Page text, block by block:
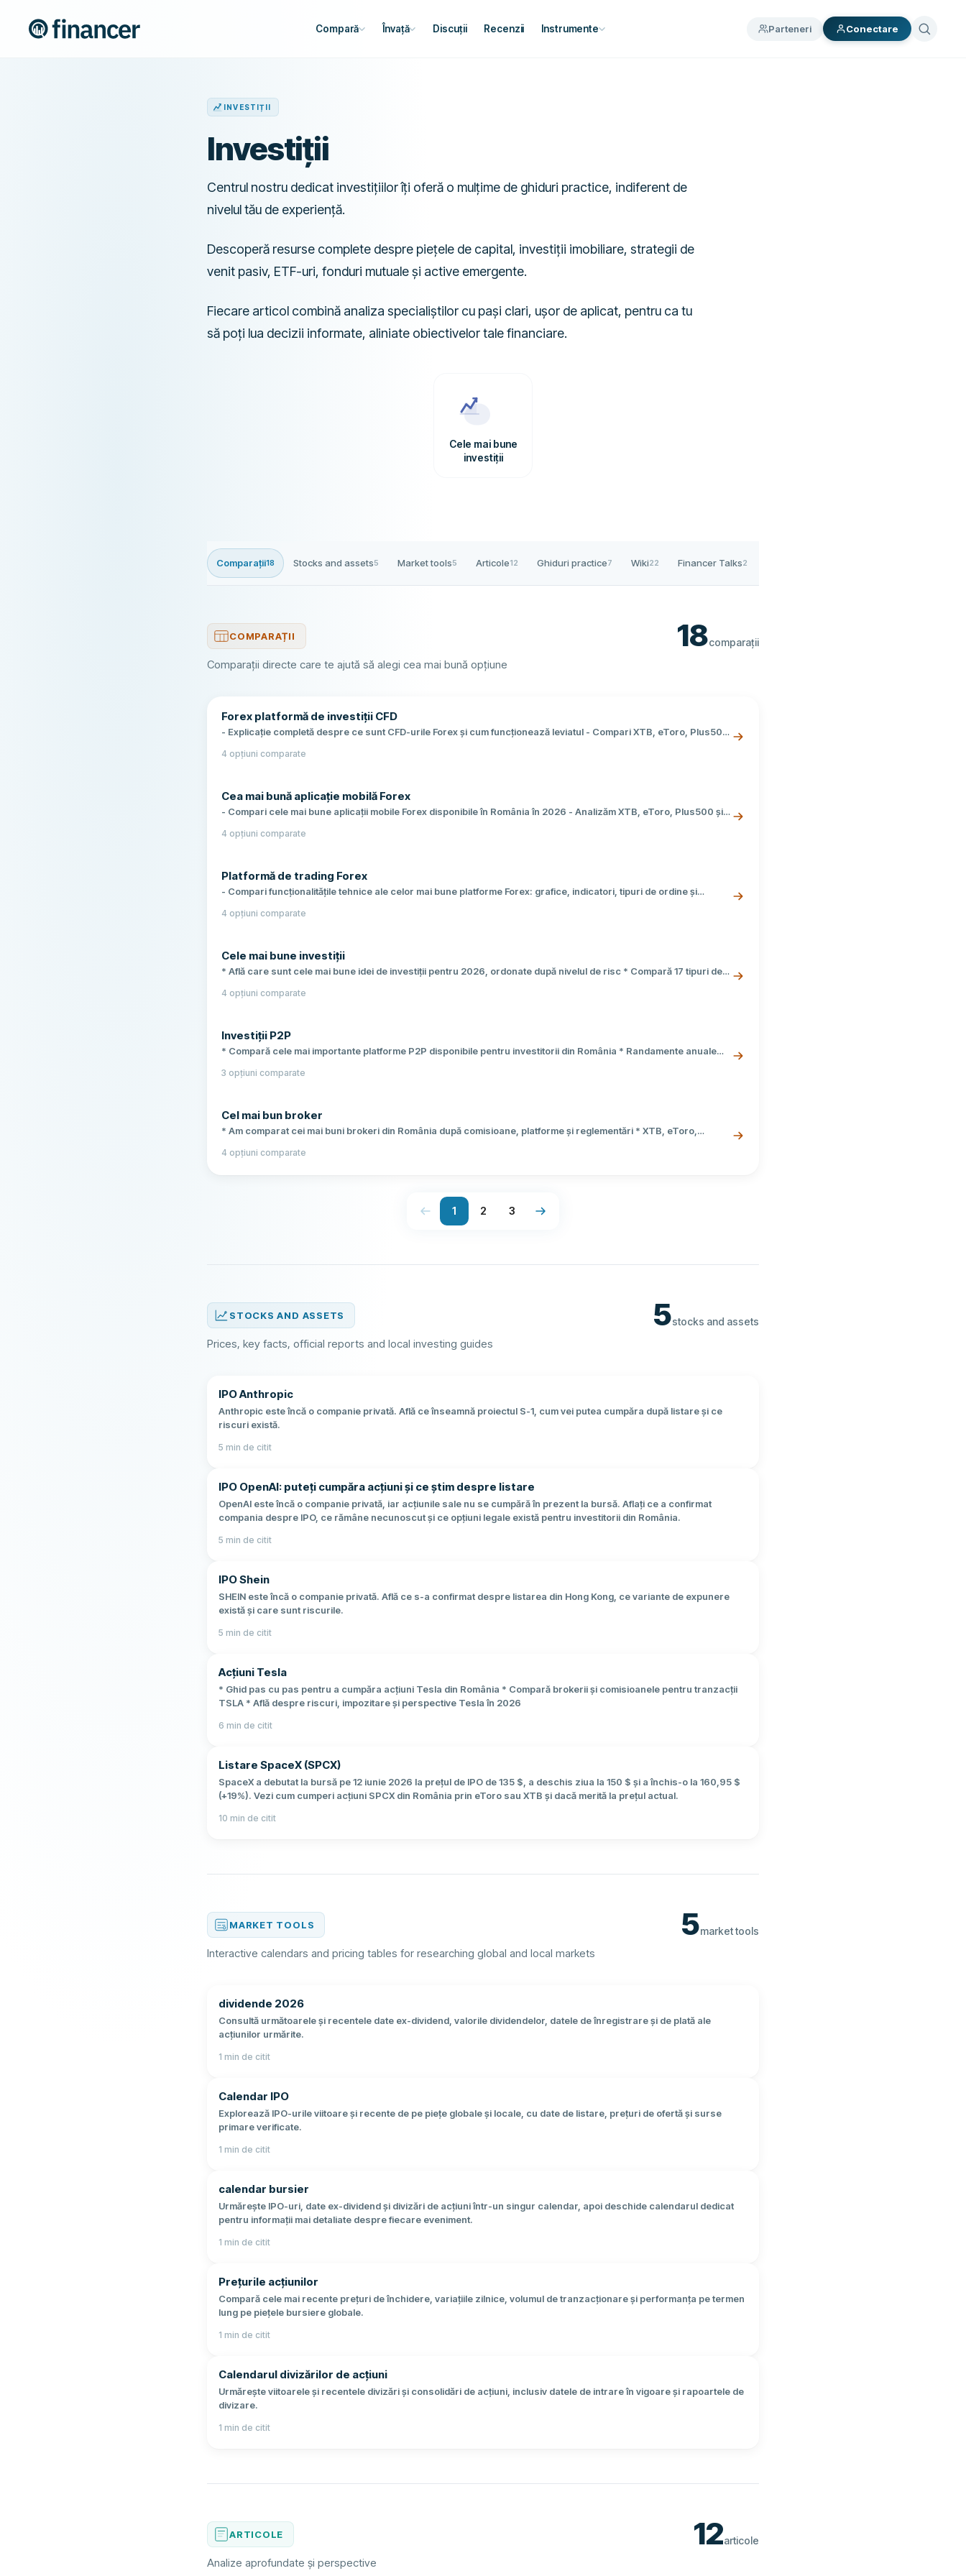
Compară Învață Discuții Recenzii Instrumente Parteneri Conectare
INVESTIȚII
Investiții
Centrul nostru dedicat investițiilor îți oferă o mulțime de ghiduri practice, indiferent de
nivelul tău de experiență.
Descoperă resurse complete despre piețele de capital, investiții imobiliare, strategii de
venit pasiv, ETF-uri, fonduri mutuale și active emergente.
Fiecare articol combină analiza specialiștilor cu pași clari, ușor de aplicat, pentru ca tu
să poți lua decizii informate, aliniate obiectivelor tale financiare.
Cele mai bune
investiții
Comparații18 Stocks and assets5 Market tools5 Articole12 Ghiduri practice7 Wiki22 Financer Talks2
COMPARAȚII 18comparații
Comparații directe care te ajută să alegi cea mai bună opțiune
Forex platformă de investiții CFD
- Explicație completă despre ce sunt CFD-urile Forex și cum funcționează leviatul - Compari XTB, eToro, Plus500
uri Forex
4 opțiuni comparate
Cea mai bună aplicație mobilă Forex
- Compari cele mai bune aplicații mobile Forex disponibile în România în 2026 - Analizăm XTB, eToro, Plus500 și
tău de tranzacționare
4 opțiuni comparate
Platformă de trading Forex
- Compari funcționalitățile tehnice ale celor mai bune platforme Forex: grafice, indicatori, tipuri de ordine și
platformă oferă cele mai bune instrumente de analiză tehnică
4 opțiuni comparate
Cele mai bune investiții
* Află care sunt cele mai bune idei de investiții pentru 2026, ordonate după nivelul de risc * Compară 17 tipuri de
folosi ca să începi să investești azi
4 opțiuni comparate
Investiții P2P
* Compară cele mai importante platforme P2P disponibile pentru investitorii din România * Randamente anuale
împrumuturi diversificate
3 opțiuni comparate
Cel mai bun broker
* Am comparat cei mai buni brokeri din România după comisioane, platforme și reglementări * XTB, eToro,
potrivit
4 opțiuni comparate
1 2 3
STOCKS AND ASSETS 5stocks and assets
Prices, key facts, official reports and local investing guides
IPO Anthropic
Anthropic este încă o companie privată. Află ce înseamnă proiectul S-1, cum vei putea cumpăra după listare și ce
riscuri există.
5 min de citit
IPO OpenAI: puteți cumpăra acțiuni și ce știm despre listare
OpenAI este încă o companie privată, iar acțiunile sale nu se cumpără în prezent la bursă. Aflați ce a confirmat
compania despre IPO, ce rămâne necunoscut și ce opțiuni legale există pentru investitorii din România.
5 min de citit
IPO Shein
SHEIN este încă o companie privată. Află ce s-a confirmat despre listarea din Hong Kong, ce variante de expunere
există și care sunt riscurile.
5 min de citit
Acțiuni Tesla
* Ghid pas cu pas pentru a cumpăra acțiuni Tesla din România * Compară brokerii și comisioanele pentru tranzacții
TSLA * Află despre riscuri, impozitare și perspective Tesla în 2026
6 min de citit
Listare SpaceX (SPCX)
SpaceX a debutat la bursă pe 12 iunie 2026 la prețul de IPO de 135 $, a deschis ziua la 150 $ și a închis-o la 160,95 $
(+19%). Vezi cum cumperi acțiuni SPCX din România prin eToro sau XTB și dacă merită la prețul actual.
10 min de citit
MARKET TOOLS 5market tools
Interactive calendars and pricing tables for researching global and local markets
dividende 2026
Consultă următoarele și recentele date ex-dividend, valorile dividendelor, datele de înregistrare și de plată ale
acțiunilor urmărite.
1 min de citit
Calendar IPO
Explorează IPO-urile viitoare și recente de pe piețe globale și locale, cu date de listare, prețuri de ofertă și surse
primare verificate.
1 min de citit
calendar bursier
Urmărește IPO-uri, date ex-dividend și divizări de acțiuni într-un singur calendar, apoi deschide calendarul dedicat
pentru informații mai detaliate despre fiecare eveniment.
1 min de citit
Prețurile acțiunilor
Compară cele mai recente prețuri de închidere, variațiile zilnice, volumul de tranzacționare și performanța pe termen
lung pe piețele bursiere globale.
1 min de citit
Calendarul divizărilor de acțiuni
Urmărește viitoarele și recentele divizări și consolidări de acțiuni, inclusiv datele de intrare în vigoare și rapoartele de
divizare.
1 min de citit
ARTICOLE 12articole
Analize aprofundate și perspective